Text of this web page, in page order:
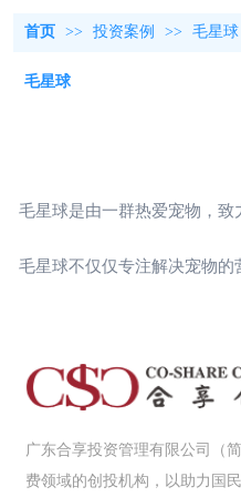
首页 >> 投资案例 >> 毛星球
毛星球
毛星球是由一群热爱宠物，致
毛星球不仅仅专注解决宠物的
广东合享投资管理有限公司（
费领域的创投机构，以助力国